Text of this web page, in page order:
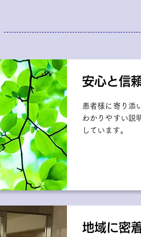
安心と信
患者様に寄り添
わかりやすい説
しています。
地域に密